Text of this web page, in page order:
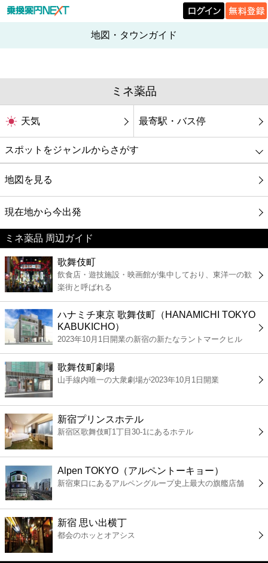
地図・タウンガイド
ミネ薬品
天気 最寄駅・バス停
スポットをジャンルからさがす
グルメ
映画
美容
コンビニ
薬局
スーパー
エンタメ
レジャー
書店
ファミレス
カフェ
地図を見る
現在地から今出発
ミネ薬品 周辺ガイド
歌舞伎町
飲食店・遊技施設・映画館が集中しており、東洋一の歓
楽街と呼ばれる
ハナミチ東京 歌舞伎町（HANAMICHI TOKYO
KABUKICHO）
2023年10月1日開業の新宿の新たなラントマークヒル
歌舞伎町劇場
山手線内唯一の大衆劇場が2023年10月1日開業
新宿プリンスホテル
新宿区歌舞伎町1丁目30-1にあるホテル
Alpen TOKYO（アルペントーキョー）
新宿東口にあるアルペングループ史上最大の旗艦店舗
新宿 思い出横丁
都会のホッとオアシス